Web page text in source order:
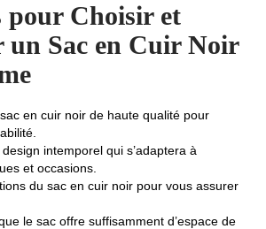
pour Choisir et
un Sac en Cuir Noir
en cuir noir de haute qualité pour
intemporel qui s’adaptera à
et occasions.
du sac en cuir noir pour vous assurer
le sac offre suffisamment d’espace de